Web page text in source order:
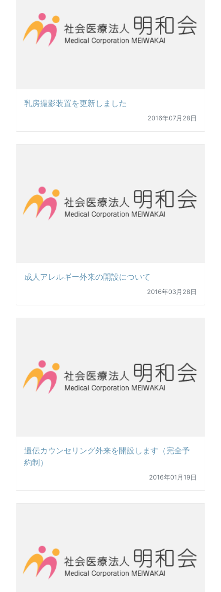
乳房撮影装置を更新しました
2016年07月28日
成人アレルギー外来の開設について
2016年03月28日
遺伝カウンセリング外来を開設します（完全予
約制）
2016年01月19日